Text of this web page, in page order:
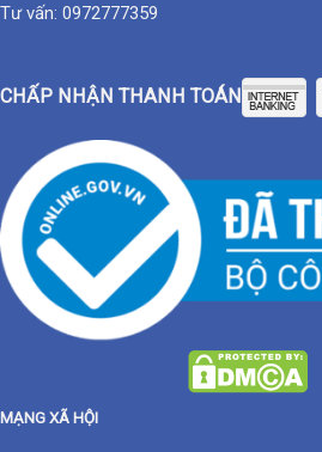
Tư vấn: 0972777359
CHẤP NHẬN THANH TOÁN
MẠNG XÃ HỘI